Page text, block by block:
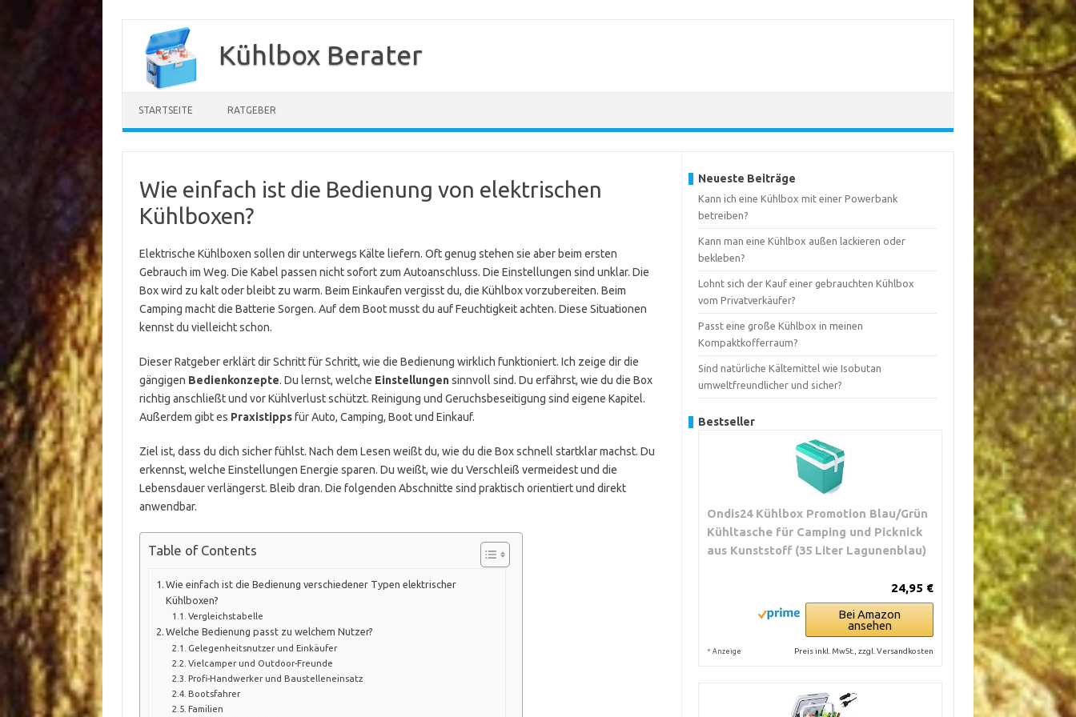
springen
Kühlbox Berater
STARTSEITE RATGEBER
Wie einfach ist die Bedienung von elektrischen
Kühlboxen?
Elektrische Kühlboxen sollen dir unterwegs Kälte liefern. Oft genug stehen sie aber beim ersten
Gebrauch im Weg. Die Kabel passen nicht sofort zum Autoanschluss. Die Einstellungen sind unklar. Die
Box wird zu kalt oder bleibt zu warm. Beim Einkaufen vergisst du, die Kühlbox vorzubereiten. Beim
Camping macht die Batterie Sorgen. Auf dem Boot musst du auf Feuchtigkeit achten. Diese Situationen
kennst du vielleicht schon.
Dieser Ratgeber erklärt dir Schritt für Schritt, wie die Bedienung wirklich funktioniert. Ich zeige dir die
gängigen Bedienkonzepte. Du lernst, welche Einstellungensinnvoll sind. Du erfährst, wie du die Box
richtig anschließt und vor Kühlverlust schützt. Reinigung und Geruchsbeseitigung sind eigene Kapitel.
Außerdem gibt es Praxistippsfür Auto, Camping, Boot und Einkauf.
Ziel ist, dass du dich sicher fühlst. Nach dem Lesen weißt du, wie du die Box schnell startklar machst. Du
erkennst, welche Einstellungen Energie sparen. Du weißt, wie du Verschleiß vermeidest und die
Lebensdauer verlängerst. Bleib dran. Die folgenden Abschnitte sind praktisch orientiert und direkt
anwendbar.
Table of Contents
Wie einfach ist die Bedienung verschiedener Typen elektrischer
Kühlboxen?
Vergleichstabelle
Welche Bedienung passt zu welchem Nutzer?
Gelegenheitsnutzer und Einkäufer
Vielcamper und Outdoor-Freunde
Profi-Handwerker und Baustelleneinsatz
Bootsfahrer
Familien
Neueste Beiträge
Kann ich eine Kühlbox mit einer Powerbank
betreiben?
Kann man eine Kühlbox außen lackieren oder
bekleben?
Lohnt sich der Kauf einer gebrauchten Kühlbox
vom Privatverkäufer?
Passt eine große Kühlbox in meinen
Kompaktkofferraum?
Sind natürliche Kältemittel wie Isobutan
umweltfreundlicher und sicher?
Bestseller
Ondis24 Kühlbox Promotion Blau/Grün
Kühltasche für Camping und Picknick
aus Kunststoff (35 Liter Lagunenblau)
24,95 €
Bei Amazon
ansehen
* Anzeige Preis inkl. MwSt., zzgl. Versandkosten